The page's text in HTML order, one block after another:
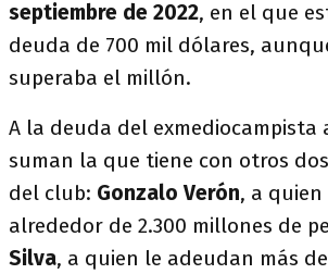
septiembre de 2022, en el que
deuda de 700 mil dólares,
superaba el millón.
A la deuda del exmediocampista
suman la que tiene con otros
del club: Gonzalo Verón, a quien
alrededor de 2.300 millones de
Silva, a quien le adeudan más